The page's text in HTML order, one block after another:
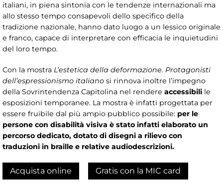
italiani, in piena sintonia con le tendenze internazionali ma
allo stesso tempo consapevoli dello specifico della
tradizione nazionale, hanno dato luogo a un lessico originale
e franco, capace di interpretare con efficacia le inquietudini
del loro tempo.
Con la mostra L’estetica della deformazione. Protagonisti
dell’espressionismo italiano si rinnova inoltre l’impegno
della Sovrintendenza Capitolina nel rendere accessibili le
esposizioni temporanee. La mostra è infatti progettata per
essere fruibile dal più ampio pubblico possibile: per le
persone con disabilità visiva è stato infatti elaborato un
percorso dedicato, dotato di disegni a rilievo con
traduzioni in braille e relative audiodescrizioni.
Acquista online Gratis con la MIC card